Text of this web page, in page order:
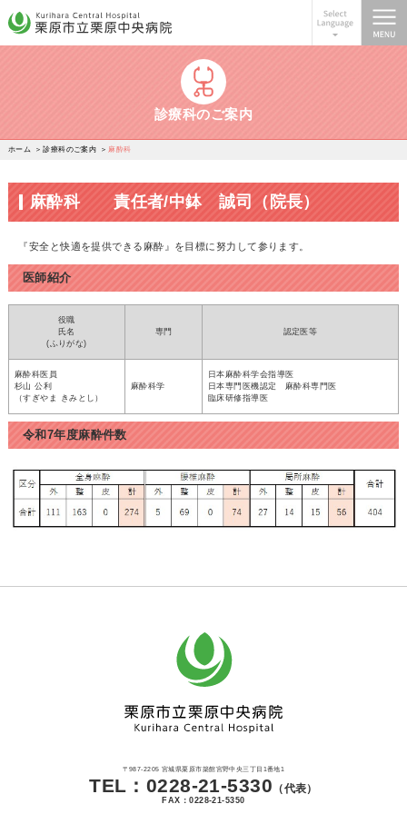
栗原市立栗原中央病院
診療科のご案内
ホーム 診療科のご案内 麻酔科
麻酔科 責任者/中鉢 誠司（院長）
『安全と快適を提供できる麻酔』を目標に努力して参ります。
医師紹介
役職
氏名
(ふりがな)
専門 認定医等
麻酔科医員
杉山 公利
（すぎやま きみとし）
麻酔科学
日本麻酔科学会指導医
日本専門医機認定 麻酔科専門医
臨床研修指導医
令和7年度麻酔件数
〒987-2205 宮城県栗原市築館宮野中央三丁目1番地1
TEL：0228-21-5330 （代表）
FAX：0228-21-5350